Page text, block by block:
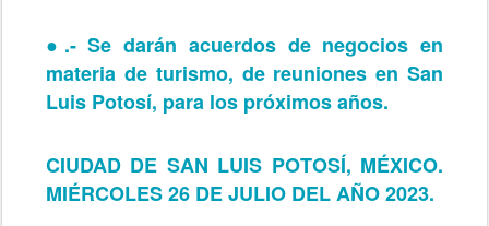
●.-Se darán acuerdos de negocios en
materia de turismo, de reuniones en San
Luis Potosí, para los próximos años.
CIUDAD DE SAN LUIS POTOSÍ, MÉXICO.
MIÉRCOLES 26 DE JULIO DEL AÑO 2023.